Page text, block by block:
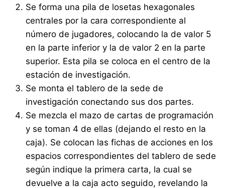
Se forma una pila de losetas hexagonales
centrales por la cara correspondiente al
número de jugadores, colocando la de valor 5
en la parte inferior y la de valor 2 en la parte
superior. Esta pila se coloca en el centro de la
estación de investigación.
Se monta el tablero de la sede de
investigación conectando sus dos partes.
Se mezcla el mazo de cartas de programación
y se toman 4 de ellas (dejando el resto en la
caja). Se colocan las fichas de acciones en los
espacios correspondientes del tablero de sede
según indique la primera carta, la cual se
devuelve a la caja acto seguido, revelando la